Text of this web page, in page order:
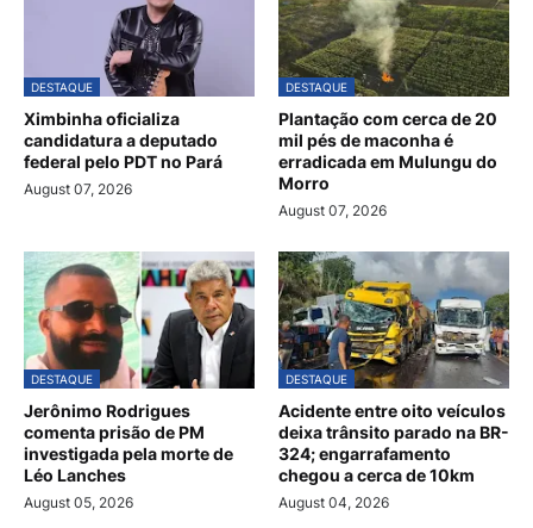
DESTAQUE
Ximbinha oficializa
candidatura a deputado
federal pelo PDT no Pará
August 07, 2026
DESTAQUE
Plantação com cerca de 20
mil pés de maconha é
erradicada em Mulungu do
Morro
August 07, 2026
DESTAQUE
Jerônimo Rodrigues
comenta prisão de PM
investigada pela morte de
Léo Lanches
August 05, 2026
DESTAQUE
Acidente entre oito veículos
deixa trânsito parado na BR-
324; engarrafamento
chegou a cerca de 10km
August 04, 2026